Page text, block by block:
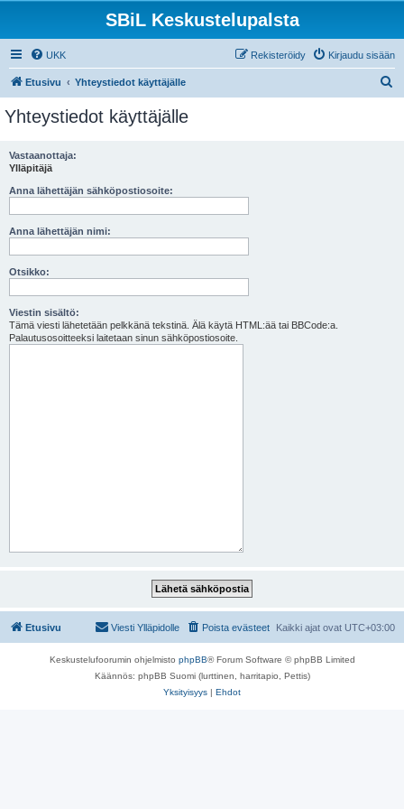
SBiL Keskustelupalsta
UKK Kirjaudu sisään
Rekisteröidy
Etusivu Yhteystiedot käyttäjälle
Yhteystiedot käyttäjälle
Vastaanottaja:
Ylläpitäjä
Anna lähettäjän sähköpostiosoite:
Anna lähettäjän nimi:
Otsikko:
Viestin sisältö:
Tämä viesti lähetetään pelkkänä tekstinä. Älä käytä HTML:ää tai BBCode:a.
Palautusosoitteeksi laitetaan sinun sähköpostiosoite.
Etusivu Kaikki ajat ovat UTC+03:00
Poista evästeet
Viesti Ylläpidolle
Keskustelufoorumin ohjelmisto phpBB® Forum Software © phpBB Limited
Käännös: phpBB Suomi (lurttinen, harritapio, Pettis)
Yksityisyys | Ehdot